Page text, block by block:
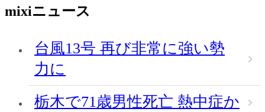
mixiニュース
台風13号 再び非常に強い勢
力に
栃木で71歳男性死亡 熱中症か